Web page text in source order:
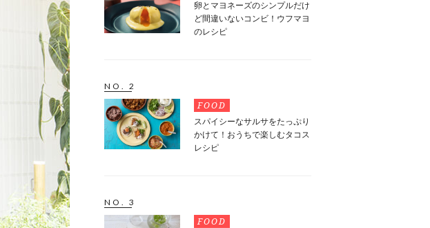
卵とマヨネーズのシンプルだけ
ど間違いないコンビ！ウフマヨ
のレシピ
NO. 2
FOOD
スパイシーなサルサをたっぷり
かけて！おうちで楽しむタコス
レシピ
NO. 3
FOOD